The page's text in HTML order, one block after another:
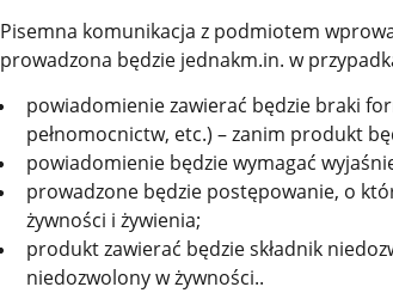
Pisemna komunikacja z podmiotem
prowadzona będzie jednakm.in. w
powiadomienie zawierać będzie braki
pełnomocnictw, etc.) – zanim produkt
powiadomienie będzie wymagać
prowadzone będzie postępowanie, o
żywności i żywienia;
produkt zawierać będzie składnik
niedozwolony w żywności..